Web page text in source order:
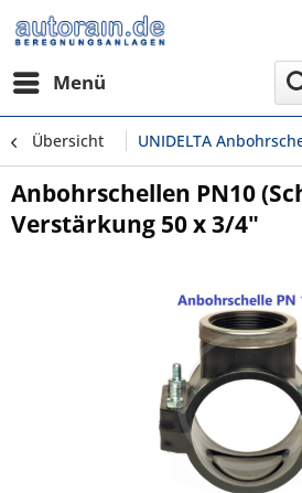
Menü
Übersicht UNIDELTA
Anbohrschellen PN10
Verstärkung 50 x 3/4"